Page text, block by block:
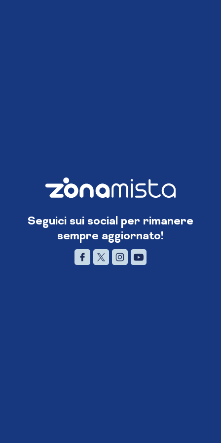
Seguici sui social per rimanere
sempre aggiornato!